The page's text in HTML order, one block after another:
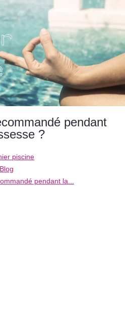
pendant
?
piscine
Blog
pendant la...